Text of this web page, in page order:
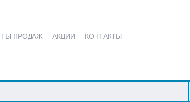
ПРОДАЖ АКЦИИ КОНТАКТЫ